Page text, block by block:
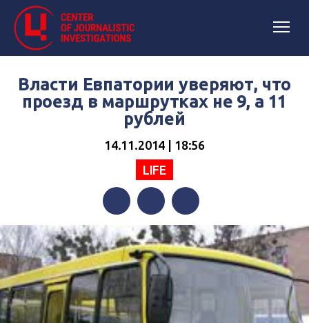
Власти Евпатории уверяют, что
проезд в маршрутках не 9, а 11
рублей
14.11.2014 | 18:56
LIFE
FacebookTwitterTelegram